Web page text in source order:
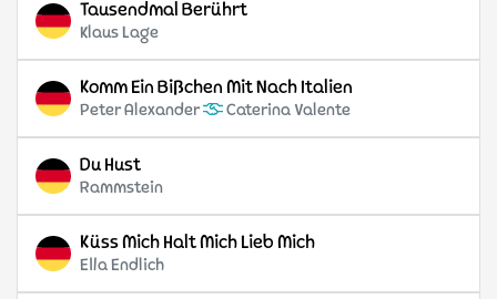
Tausendmal Berührt
Klaus Lage
Komm Ein Bißchen Mit Nach Italien
Peter Alexander Caterina Valente
Du Hust
Rammstein
Küss Mich Halt Mich Lieb Mich
Ella Endlich